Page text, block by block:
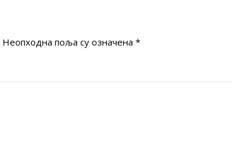
Неопходна поља су означена *